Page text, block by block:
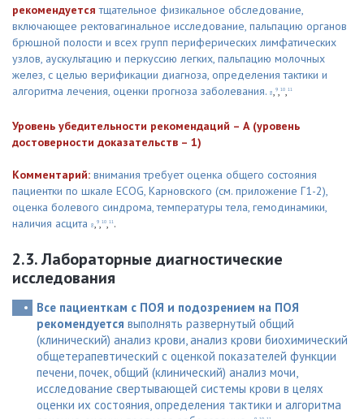
рекомендуется тщательное физикальное обследование,
включающее ректовагинальное исследование, пальпацию органов
брюшной полости и всех групп периферических лимфатических
узлов, аускультацию и перкуссию легких, пальпацию молочных
желез, с целью верификации диагноза, определения тактики и
алгоритма лечения, оценки прогноза заболевания. 8,9,10,11
Уровень убедительности рекомендаций – А (уровень
достоверности доказательств – 1)
Комментарий: внимания требует оценка общего состояния
пациентки по шкале ECOG, Карновского (см. приложение Г1-2),
оценка болевого синдрома, температуры тела, гемодинамики,
наличия асцита 8,9,10,11 .
2.3. Лабораторные диагностические
исследования
Все пациенткам с ПОЯ и подозрением на ПОЯ
рекомендуется выполнять развернутый общий
(клинический) анализ крови, анализ крови биохимический
общетерапевтический с оценкой показателей функции
печени, почек, общий (клинический) анализ мочи,
исследование свертывающей системы крови в целях
оценки их состояния, определения тактики и алгоритма